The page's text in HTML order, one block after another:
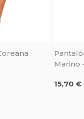
Marino
Precio
15,70 €